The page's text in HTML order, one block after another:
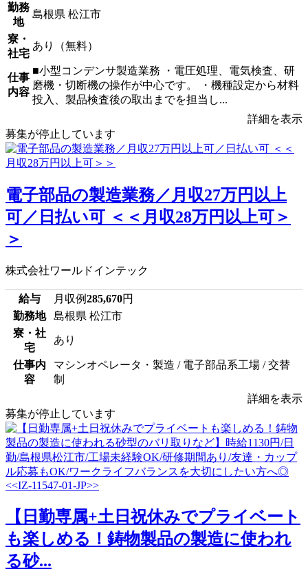
勤務
地
島根県 松江市
寮・
社宅
あり（無料）
仕事
内容
■小型コンデンサ製造業務 ・電圧処理、電気検査、研
磨機・切断機の操作が中心です。 ・機種設定から材料
投入、製品検査後の取出までを担当し...
詳細を表示
募集が停止しています
電子部品の製造業務／月収27万円以上
可／日払い可 ＜＜月収28万円以上可＞
＞
株式会社ワールドインテック
給与 月収例285,670円
勤務地
島根県 松江市
寮・社
宅
あり
仕事内
容
マシンオペレータ・製造 / 電子部品系工場 / 交替
制
詳細を表示
募集が停止しています
【日勤専属+土日祝休みでプライベート
も楽しめる！鋳物製品の製造に使われ
る砂...